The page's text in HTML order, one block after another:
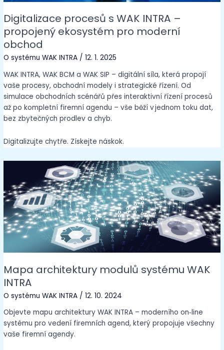
Digitalizace procesů s WAK INTRA –
propojený ekosystém pro moderní
obchod
O systému WAK INTRA /12. 1. 2025
WAK INTRA, WAK BCM a WAK SIP – digitální síla, která propojí
vaše procesy, obchodní modely i strategické řízení. Od
simulace obchodních scénářů přes interaktivní řízení procesů
až po kompletní firemní agendu – vše běží v jednom toku dat,
bez zbytečných prodlev a chyb.
Digitalizujte chytře. Získejte náskok.
Mapa architektury modulů systému WAK
INTRA
O systému WAK INTRA /12. 10. 2024
Objevte mapu architektury WAK INTRA – moderního on‑line
systému pro vedení firemních agend, který propojuje všechny
vaše firemní agendy.